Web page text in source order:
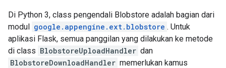
Di Python 3, class pengendali Blobstore adalah bagian dari
modul google.appengine.ext.blobstore . Untuk
aplikasi Flask, semua panggilan yang dilakukan ke metode
di class BlobstoreUploadHandler dan
BlobstoreDownloadHandler memerlukan kamus